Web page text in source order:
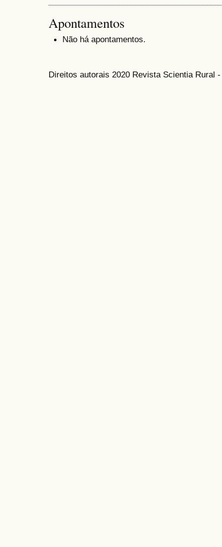
Apontamentos
Não há apontamentos.
Direitos autorais 2020 Revista Scientia Rural